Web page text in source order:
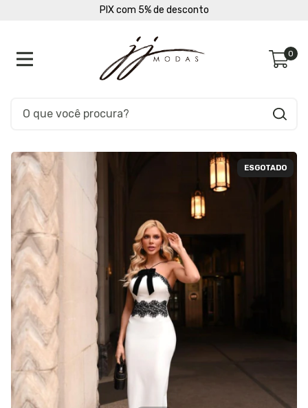
PIX com 5% de desconto
0
ESGOTADO